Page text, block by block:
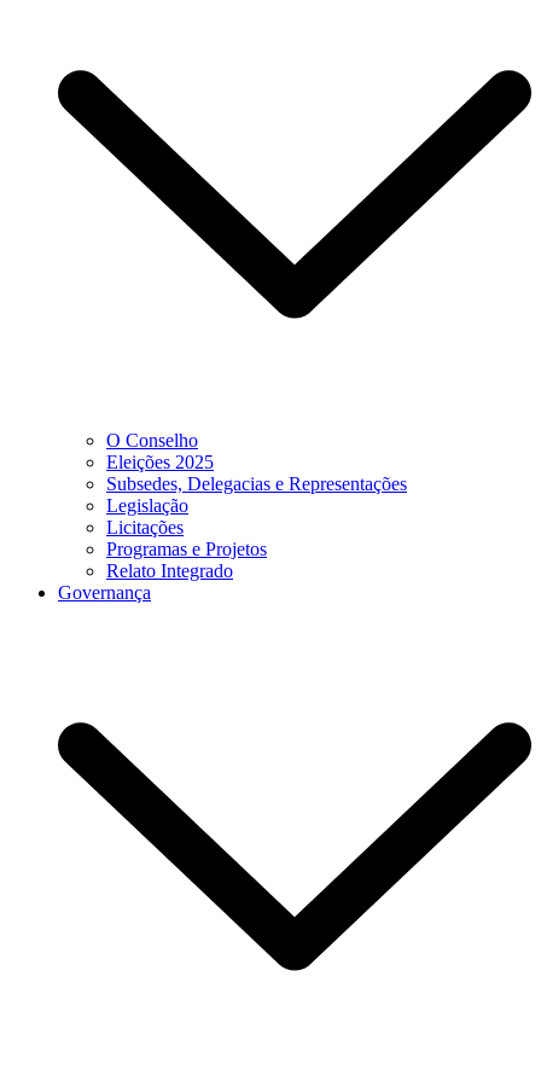
O Conselho
Eleições 2025
Subsedes, Delegacias e Representações
Legislação
Licitações
Programas e Projetos
Relato Integrado
Governança